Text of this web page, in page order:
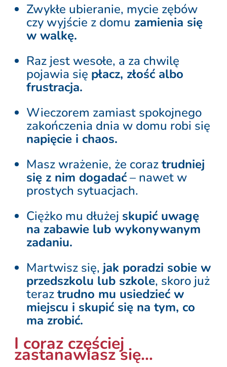
Zwykłe ubieranie, mycie zębów
czy wyjście z domu zamienia się
w walkę.
Raz jest wesołe, a za chwilę
pojawia się płacz, złość albo
frustracja.
Wieczorem zamiast spokojnego
zakończenia dnia w domu robi się
napięcie i chaos.
Masz wrażenie, że coraztrudniej
się z nim dogadać– nawet w
prostych sytuacjach.
Ciężko mu dłużej skupić uwagę
na zabawie lub wykonywanym
zadaniu.
Martwisz się, jak poradzi sobie w
przedszkolu lub szkole, skoro już
teraztrudno mu usiedzieć w
miejscu i skupić się na tym, co
ma zrobić.
I coraz częściej
zastanawiasz się…